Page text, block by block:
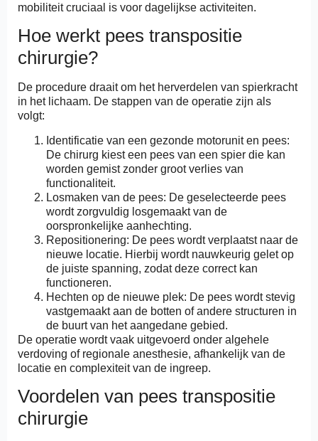
mobiliteit cruciaal is voor dagelijkse activiteiten.
Hoe werkt pees transpositie
chirurgie?
De procedure draait om het herverdelen van spierkracht
in het lichaam. De stappen van de operatie zijn als
volgt:
Identificatie van een gezonde motorunit en pees:
De chirurg kiest een pees van een spier die kan
worden gemist zonder groot verlies van
functionaliteit.
Losmaken van de pees: De geselecteerde pees
wordt zorgvuldig losgemaakt van de
oorspronkelijke aanhechting.
Repositionering: De pees wordt verplaatst naar de
nieuwe locatie. Hierbij wordt nauwkeurig gelet op
de juiste spanning, zodat deze correct kan
functioneren.
Hechten op de nieuwe plek: De pees wordt stevig
vastgemaakt aan de botten of andere structuren in
de buurt van het aangedane gebied.
De operatie wordt vaak uitgevoerd onder algehele
verdoving of regionale anesthesie, afhankelijk van de
locatie en complexiteit van de ingreep.
Voordelen van pees transpositie
chirurgie